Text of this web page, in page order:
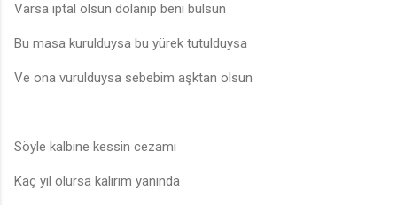
Varsa iptal olsun dolanıp beni bulsun
Bu masa kurulduysa bu yürek tutulduysa
Ve ona vurulduysa sebebim aşktan olsun
Söyle kalbine kessin cezamı
Kaç yıl olursa kalırım yanında